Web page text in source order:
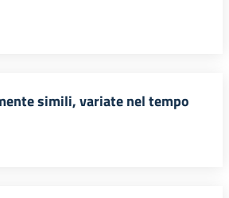
simili, variate nel tempo